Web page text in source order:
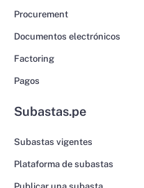
Procurement
Documentos electrónicos
Factoring
Pagos
Subastas.pe
Subastas vigentes
Plataforma de subastas